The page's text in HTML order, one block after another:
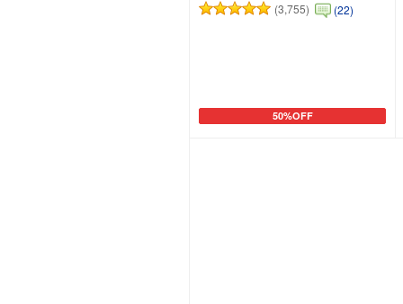
(3,755)
(22)
50%OFF
カートに追加